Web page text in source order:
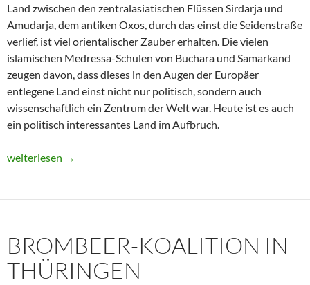
Land zwischen den zentralasiatischen Flüssen Sirdarja und
Amudarja, dem antiken Oxos, durch das einst die Seidenstraße
verlief, ist viel orientalischer Zauber erhalten. Die vielen
islamischen Medressa-Schulen von Buchara und Samarkand
zeugen davon, dass dieses in den Augen der Europäer
entlegene Land einst nicht nur politisch, sondern auch
wissenschaftlich ein Zentrum der Welt war. Heute ist es auch
ein politisch interessantes Land im Aufbruch.
Usbekistan 2025: Unterwegs in einem Land im Aufbruch
weiterlesen →
BROMBEER-KOALITION IN
THÜRINGEN